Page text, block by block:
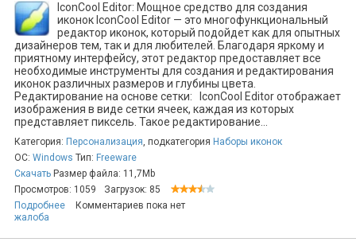
IconCool Editor: Мощное средство для создания
иконок IconCool Editor — это многофункциональный
редактор иконок, который подойдет как для опытных
дизайнеров тем, так и для любителей. Благодаря яркому и
приятному интерфейсу, этот редактор предоставляет все
необходимые инструменты для создания и редактирования
иконок различных размеров и глубины цвета.
Редактирование на основе сетки: IconCool Editor отображает
изображения в виде сетки ячеек, каждая из которых
представляет пиксель. Такое редактирование...
Категория: Персонализация, подкатегория Наборы иконок
ОС: Windows Тип: Freeware
Скачать Размер файла: 11,7Mb
Просмотров: 1059
Загрузок: 85
Подробнее
Комментариев пока нет
жалоба